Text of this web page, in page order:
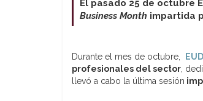
El pasado 25 de octubre
Business Month impartida
Durante el mes de octubre,
profesionales del sector ,
llevó a cabo la última sesión